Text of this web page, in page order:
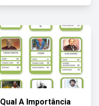
Qual A Importância